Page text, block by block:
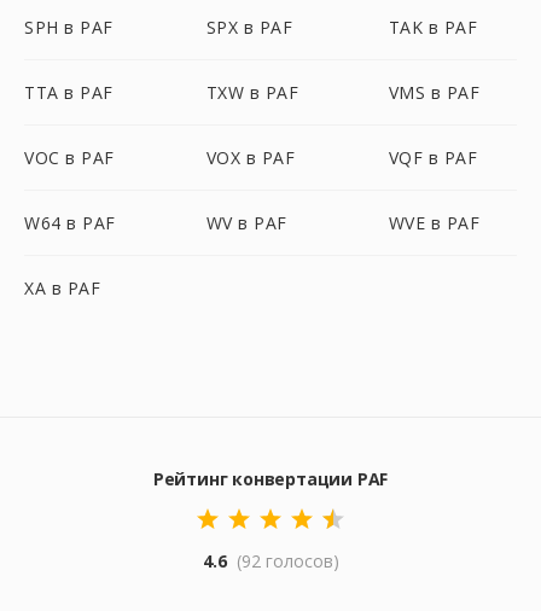
SPH в PAF SPX в PAF TAK в PAF
TTA в PAF TXW в PAF VMS в PAF
VOC в PAF VOX в PAF VQF в PAF
W64 в PAF WV в PAF WVE в PAF
XA в PAF
Рейтинг конвертации PAF
4.6 (92 голосов)